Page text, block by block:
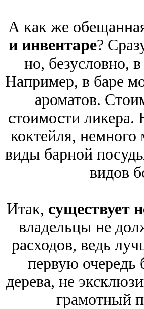
А как же
и инвентаре?
но, безусловно,
Например, в баре
ароматов.
стоимости ликера.
коктейля, немного
виды барной
видов
Итак, существует
владельцы не
расходов, ведь
первую очередь
дерева, не
грамотный